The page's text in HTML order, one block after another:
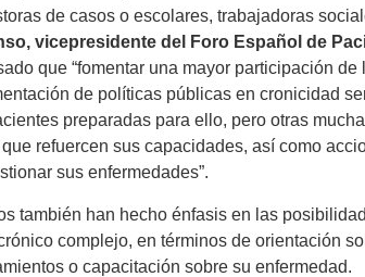
de casos o escolares, trabajadoras
vicepresidente del Foro Español de
que “fomentar una mayor participación
de políticas públicas en cronicidad
preparadas para ello, pero otras
refuercen sus capacidades, así como
sus enfermedades”.
también han hecho énfasis en las
complejo, en términos de orientación
o capacitación sobre su enfermedad.